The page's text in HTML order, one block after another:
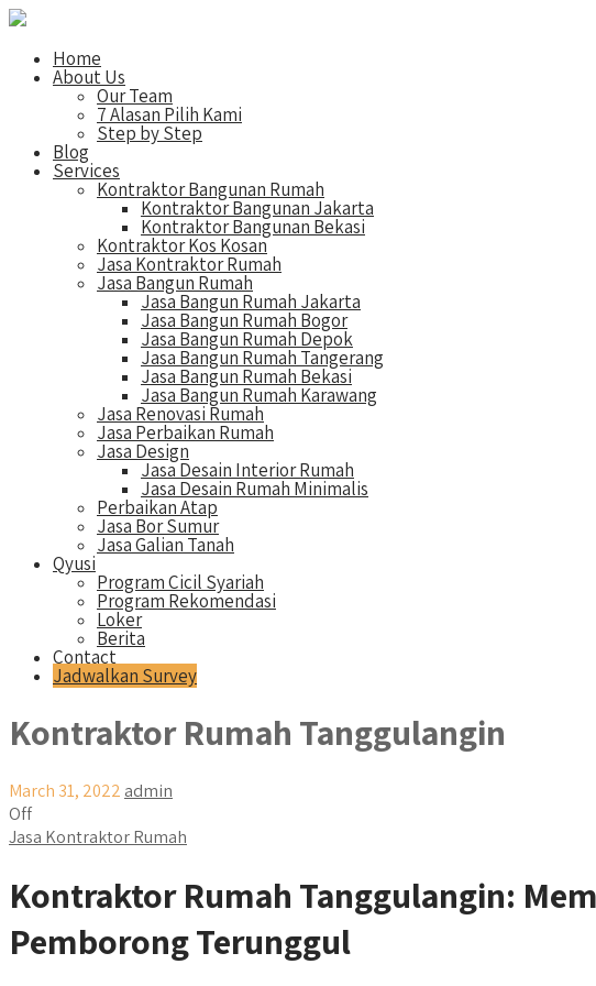
Home
About Us
Our Team
7 Alasan Pilih Kami
Step by Step
Blog
Services
Kontraktor Bangunan Rumah
Kontraktor Bangunan Jakarta
Kontraktor Bangunan Bekasi
Kontraktor Kos Kosan
Jasa Kontraktor Rumah
Jasa Bangun Rumah
Jasa Bangun Rumah Jakarta
Jasa Bangun Rumah Bogor
Jasa Bangun Rumah Depok
Jasa Bangun Rumah Tangerang
Jasa Bangun Rumah Bekasi
Jasa Bangun Rumah Karawang
Jasa Renovasi Rumah
Jasa Perbaikan Rumah
Jasa Design
Jasa Desain Interior Rumah
Jasa Desain Rumah Minimalis
Perbaikan Atap
Jasa Bor Sumur
Jasa Galian Tanah
Qyusi
Program Cicil Syariah
Program Rekomendasi
Loker
Berita
Contact
Jadwalkan Survey
Kontraktor Rumah Tanggulangin
March 31, 2022 admin
Off
Jasa Kontraktor Rumah
Kontraktor Rumah Tanggulangin:
Pemborong Terunggul